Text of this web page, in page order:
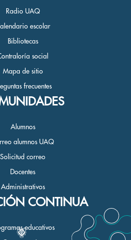
Radio UAQ
escolar
Bibliotecas
social
Mapa de sitio
frecuentes
Alumnos
alumnos UAQ
Solicitud correo
Docentes
Administrativos
CONTINUA
educativos